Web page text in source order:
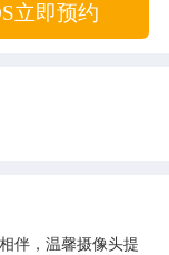
立即预约
伴，温馨摄像头提